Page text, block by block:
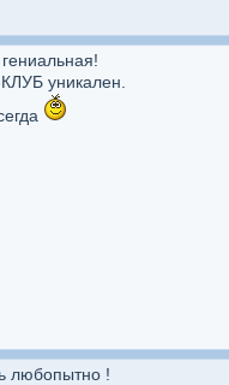
уникален.
любопытно !